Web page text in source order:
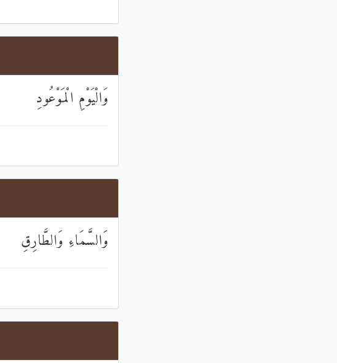
وَالْيَوْمِ الْمَوْعُودِ
وَالسَّمَاءِ وَالطَّارِقِ